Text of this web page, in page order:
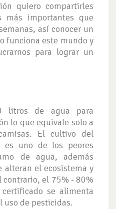
quiero compartirles
más importantes que
así conocer un
funciona este mundo y
para lograr un
litros de agua para
lo que equivale solo a
El cultivo del
es uno de los peores
de agua, además
el ecosistema y
contrario, el 75% - 80%
se alimenta
uso de pesticidas.